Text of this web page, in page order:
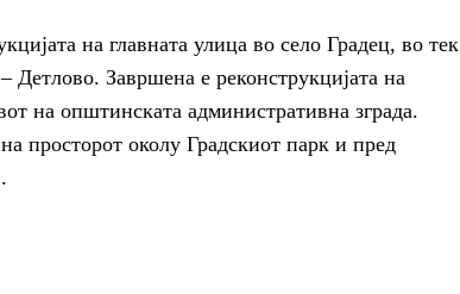
на главната улица во село Градец, во тек
Детлово. Завршена е реконструкцијата на
на општинската административна зграда.
просторот околу Градскиот парк и пред